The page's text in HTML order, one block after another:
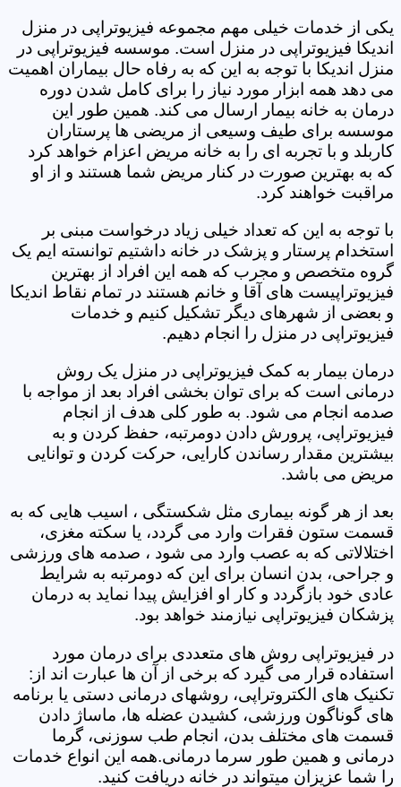
یکی از خدمات خیلی مهم مجموعه فیزیوتراپی در منزل
اندیکا فیزیوتراپی در منزل است. موسسه فیزیوتراپی در
منزل اندیکا با توجه به این که به رفاه حال بیماران اهمیت
می دهد همه ابزار مورد نیاز را برای کامل شدن دوره
درمان به خانه بیمار ارسال می کند. همین طور این
موسسه برای طیف وسیعی از مریضی ها پرستاران
کاربلد و با تجربه ای را به خانه مریض اعزام خواهد کرد
که به بهترین صورت در کنار مریض شما هستند و از او
مراقبت خواهند کرد.
با توجه به این که تعداد خیلی زیاد درخواست مبنی بر
استخدام پرستار و پزشک در خانه داشتیم توانسته ایم یک
گروه متخصص و مجرب که همه این افراد از بهترین
فیزیوتراپیست های آقا و خانم هستند در تمام نقاط اندیکا
و بعضی از شهرهای دیگر تشکیل کنیم و خدمات
فیزیوتراپی در منزل را انجام دهیم.
درمان بیمار به کمک فیزیوتراپی در منزل یک روش
درمانی است که برای توان بخشی افراد بعد از مواجه با
صدمه انجام می شود. به طور کلی هدف از انجام
فیزیوتراپی، پرورش دادن دومرتبه، حفظ کردن و به
بیشترین مقدار رساندن کارایی، حرکت کردن و توانایی
مریض می باشد.
بعد از هر گونه بیماری مثل شکستگی ، اسیب هایی که به
قسمت ستون فقرات وارد می گردد، یا سکته مغزی،
اختلالاتی که به عصب وارد می شود ، صدمه های ورزشی
و جراحی، بدن انسان برای این که دومرتبه به شرایط
عادی خود بازگردد و کار او افزایش پیدا نماید به درمان
پزشکان فیزیوتراپی نیازمند خواهد بود.
در فیزیوتراپی روش های متعددی برای درمان مورد
استفاده قرار می گیرد که برخی از آن ها عبارت اند از:
تکنیک های الکتروتراپی، روشهای درمانی دستی یا برنامه
های گوناگون ورزشی، کشیدن عضله ها، ماساژ دادن
قسمت های مختلف بدن، انجام طب سوزنی، گرما
درمانی و همین طور سرما درمانی.همه این انواع خدمات
را شما عزیزان میتواند در خانه دریافت کنید.